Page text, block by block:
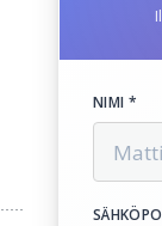
NIMI *